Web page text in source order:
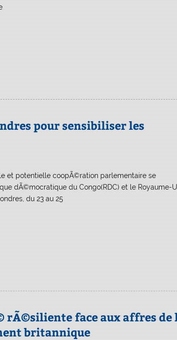
pour sensibiliser les
et potentielle coopÃ©ration parlementaire se
dÃ©mocratique du Congo(RDC) et le Royaume-
du 23 au 25
rÃ©siliente face aux affres de
britannique